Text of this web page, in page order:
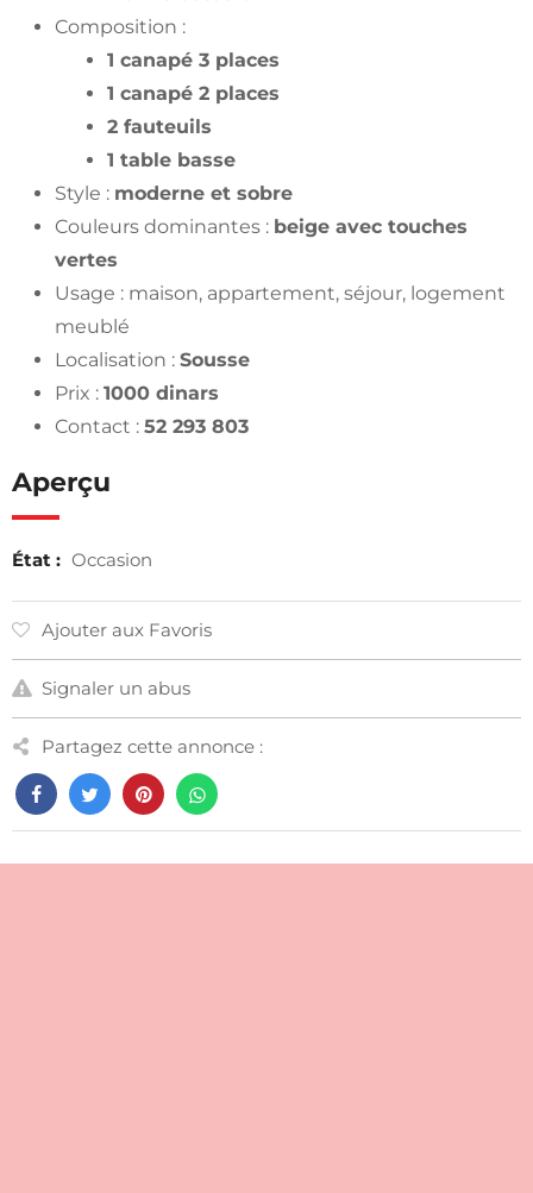
Composition :
1 canapé 3 places
1 canapé 2 places
2 fauteuils
1 table basse
Style : moderne et sobre
Couleurs dominantes : beige avec touches
vertes
Usage : maison, appartement, séjour, logement
meublé
Localisation : Sousse
Prix : 1000 dinars
Contact : 52 293 803
Aperçu
État : Occasion
Ajouter aux Favoris
Signaler un abus
Partagez cette annonce :